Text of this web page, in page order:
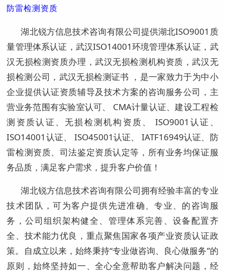
防雷检测资质
湖北锐方信息技术咨询有限公司提供湖北ISO9001质
量管理体系认证，武汉ISO14001环境管理体系认证，武
汉无损检测资质办理，武汉无损检测机构资质，武汉无
损检测公司，武汉无损检测证书 ，是一家致力于为中小
企业提供认证资质辅导及技术方案的咨询服务公司，主
营业务范围有实验室认可、 CMA计量认证、建设工程检
测资质认证、无损检测机构资质、 ISO9001认证、
ISO14001认证、 ISO45001认证、 IATF16949认证、防
雷检测资质、司法鉴定资质认定等，所有业务均保证服
务品质，满足客户需求，提升客户价值！
湖北锐方信息技术咨询有限公司拥有经验丰富的专业
技术团队，可为客户提供先进准确、专业、的咨询服
务，公司组织架构健全、管理体系完善、设备配置齐
全、技术能力优良，重点聚焦国家各项产业资质认证政
策。自成立以来，始终秉持“专业做咨询、良心做服务”的
原则，始终坚持如一、全心全意帮助客户解决问题，经